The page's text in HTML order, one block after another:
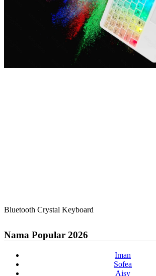
Bluetooth Crystal Keyboard
Nama Popular 2026
Iman
Sofea
Aisy